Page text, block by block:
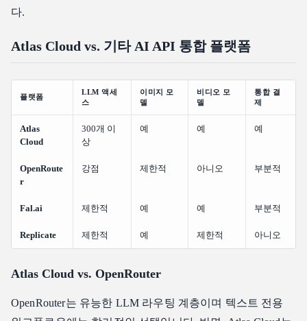
다.
Atlas Cloud vs. 기타 AI API 통합 플랫폼
플랫폼
LLM 액세
스
이미지 모
델
비디오 모
델
통합 결
제
Atlas
Cloud
300개 이
상
예 예 예
OpenRoute
r
강점 제한적 아니오 부분적
Fal.ai 제한적 예 예 부분적
Replicate 제한적 예 제한적 아니오
Atlas Cloud vs. OpenRouter
OpenRouter는 유능한 LLM 라우팅 계층이며 텍스트 전용